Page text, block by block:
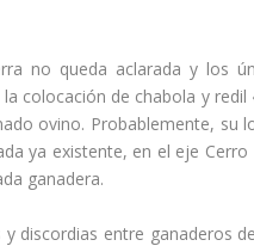
no queda aclarada y los
colocación de chabola y
ovino. Probablemente, su
ya existente, en el eje
ganadera.
discordias entre ganaderos